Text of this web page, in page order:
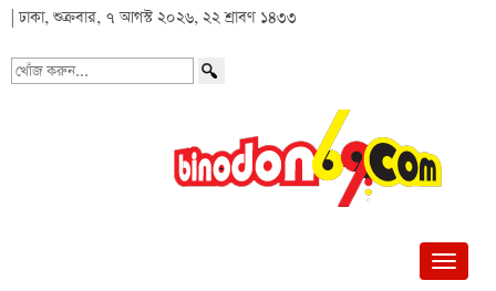
| ঢাকা, শুক্রবার, ৭ আগস্ট ২০২৬, ২২ শ্রাবণ ১৪৩৩
খোঁজ